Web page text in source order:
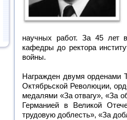
научных работ. За 45 лет
кафедры до ректора
войны.
Награжден двумя орденами
Октябрьской Революции,
медалями «За отвагу», «За
Германией в Великой
трудовую доблесть», «За